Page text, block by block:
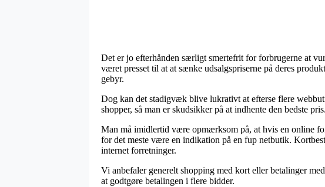
Det er jo efterhånden særligt smertefrit for forbrugerne at
været presset til at at sænke udsalgspriserne på deres
gebyr.
Dog kan det stadigvæk blive lukrativt at efterse flere
shopper, så man er skudsikker på at indhente den bedste pris.
Man må imidlertid være opmærksom på, at hvis en online
for det meste være en indikation på en fup netbutik.
internet forretninger.
Vi anbefaler generelt shopping med kort eller betalinger
at godtgøre betalingen i flere bidder.